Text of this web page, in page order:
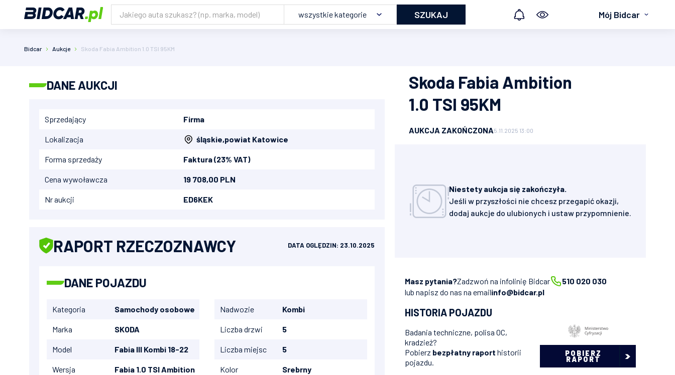
wszystkie kategorie SZUKAJ Mój Bidcar
Bidcar Aukcje Skoda Fabia Ambition 1.0 TSI 95KM
DANE AUKCJI
Sprzedający Firma
Lokalizacja śląskie,powiat Katowice
Forma sprzedaży Faktura (23% VAT)
Cena wywoławcza 19 708,00 PLN
Nr aukcji ED6KEK
RAPORT RZECZOZNAWCY DATA OGLĘDZIN: 23.10.2025
DANE POJAZDU
Kategoria Samochody osobowe
Marka SKODA
Model Fabia III Kombi 18-22
Wersja Fabia 1.0 TSI Ambition
Nadwozie Kombi
Liczba drzwi 5
Liczba miejsc 5
Kolor Srebrny
Skoda Fabia Ambition
1.0 TSI 95KM
AUKCJA ZAKOŃCZONA5.11.2025 13:00
Niestety aukcja się zakończyła.
Jeśli w przyszłości nie chcesz przegapić okazji,
dodaj aukcje do ulubionych i ustaw przypomnienie.
Masz pytania?Zadzwoń na infolinię Bidcar
510 020 030
lub napisz do nas na emailinfo@bidcar.pl
HISTORIA POJAZDU
Badania techniczne, polisa OC,
kradzież?
Pobierz bezpłatny raport historii
pojazdu.
POBIERZ
RAPORT